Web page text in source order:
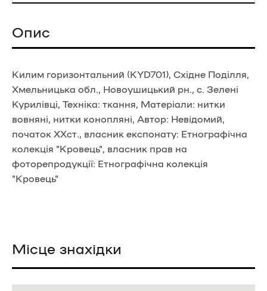
Опис
Килим горизонтальний (KYD701), Східне Поділля,
Хмельницька обл., Новоушицький рн., с. Зелені
Курилівці, Техніка: ткання, Матеріали: нитки
вовняні, нитки конопляні, Автор: Невідомий,
початок ХХст., власник експонату: Етнографічна
колекція "Кровець", власник прав на
фоторепродукції: Етнографічна колекція
"Кровець"
Місце знахідки